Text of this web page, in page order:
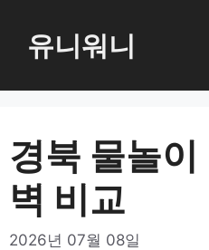
로
너
뛰
기
유니워니
경북 물놀
벽 비교
2026년 07월 08일